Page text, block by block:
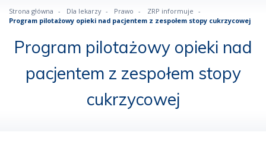
Strona główna Dla lekarzy Prawo
ZRP informuje
Program pilotażowy opieki nad pacjentem z zespołem stopy cukrzycowej
Program pilotażowy opieki nad
pacjentem z zespołem stopy
cukrzycowej